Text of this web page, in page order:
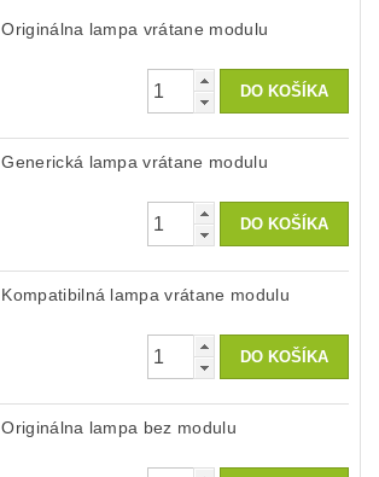
Originálna lampa vrátane modulu
Generická lampa vrátane modulu
Kompatibilná lampa vrátane modulu
Originálna lampa bez modulu